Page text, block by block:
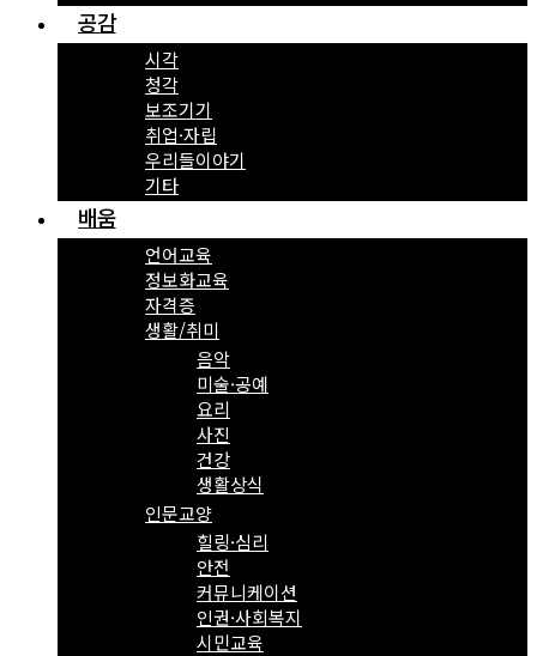
공감
시각
청각
보조기기
취업·자립
우리들이야기
기타
배움
언어교육
정보화교육
자격증
생활/취미
음악
미술·공예
요리
사진
건강
생활상식
인문교양
힐링·심리
안전
커뮤니케이션
인권·사회복지
시민교육